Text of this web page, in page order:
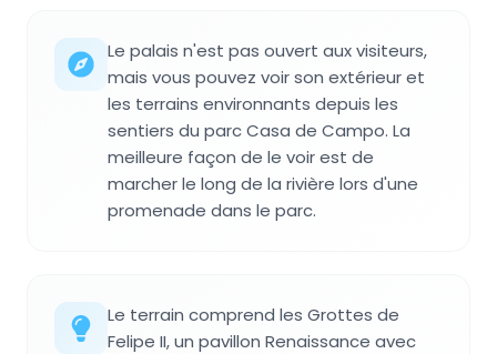
Le palais n'est pas ouvert aux visiteurs,
mais vous pouvez voir son extérieur et
les terrains environnants depuis les
sentiers du parc Casa de Campo. La
meilleure façon de le voir est de
marcher le long de la rivière lors d'une
promenade dans le parc.
Le terrain comprend les Grottes de
Felipe II, un pavillon Renaissance avec